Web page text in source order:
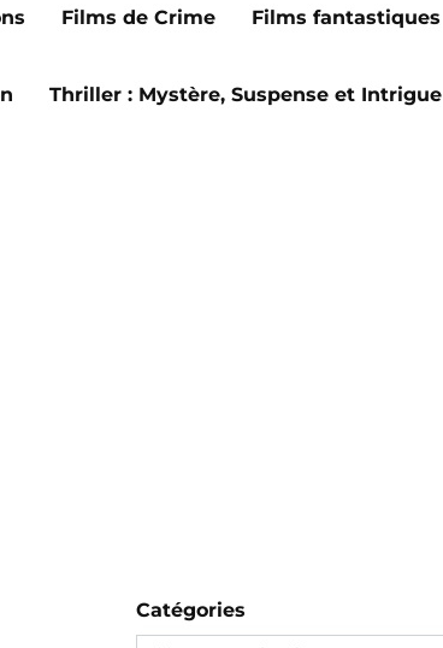
Films de Crime Films fantastiques
Thriller : Mystère, Suspense et Intrigue
Catégories